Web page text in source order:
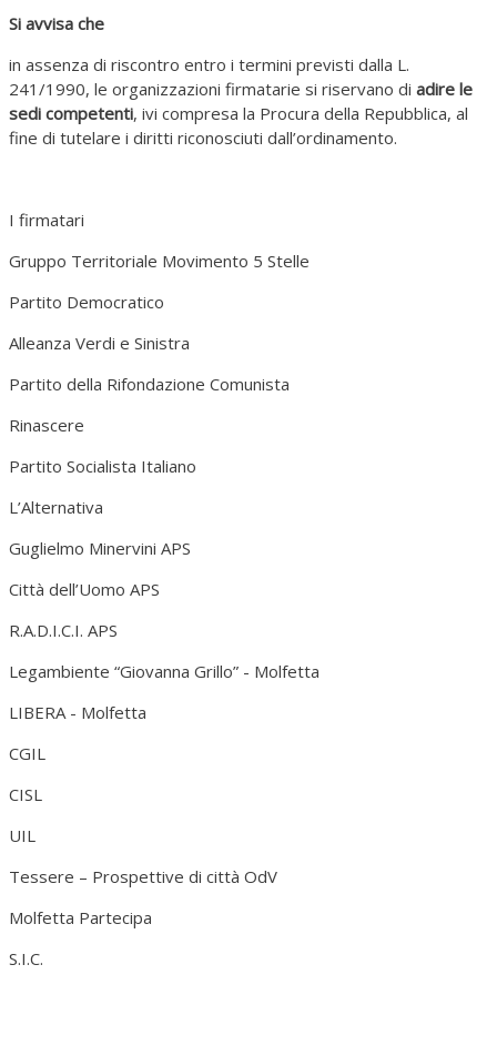
Si avvisa che
in assenza di riscontro entro i termini previsti dalla L.
241/1990, le organizzazioni firmatarie si riservano di adire le
sedi competenti, ivi compresa la Procura della Repubblica, al
fine di tutelare i diritti riconosciuti dall’ordinamento.
I firmatari
Gruppo Territoriale Movimento 5 Stelle
Partito Democratico
Alleanza Verdi e Sinistra
Partito della Rifondazione Comunista
Rinascere
Partito Socialista Italiano
L’Alternativa
Guglielmo Minervini APS
Città dell’Uomo APS
R.A.D.I.C.I. APS
Legambiente “Giovanna Grillo” - Molfetta
LIBERA - Molfetta
CGIL
CISL
UIL
Tessere – Prospettive di città OdV
Molfetta Partecipa
S.I.C.